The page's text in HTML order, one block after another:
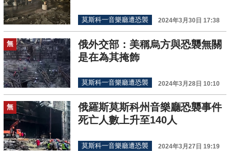
莫斯科一音樂廳遭恐襲 2024年3月30日 17:38
無
俄外交部：美稱烏方與恐襲無關
是在為其掩飾
莫斯科一音樂廳遭恐襲 2024年3月28日 10:10
無
俄羅斯莫斯科州音樂廳恐襲事件
死亡人數上升至140人
莫斯科一音樂廳遭恐襲 2024年3月27日 19:19